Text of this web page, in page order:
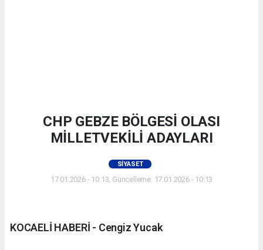
CHP GEBZE BÖLGESİ OLASI
MİLLETVEKİLİ ADAYLARI
SIYASET
17.01.2026 - 10:13, Güncelleme: 17.01.2026 - 10:13
KOCAELİ HABERİ - Cengiz Yucak